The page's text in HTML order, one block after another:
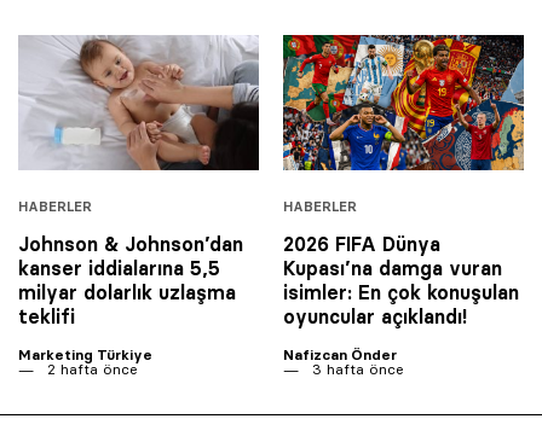
HABERLER
Johnson & Johnson’dan
kanser iddialarına 5,5
milyar dolarlık uzlaşma
teklifi
Marketing Türkiye
2 hafta önce
HABERLER
2026 FIFA Dünya
Kupası’na damga vuran
isimler: En çok konuşulan
oyuncular açıklandı!
Nafizcan Önder
3 hafta önce